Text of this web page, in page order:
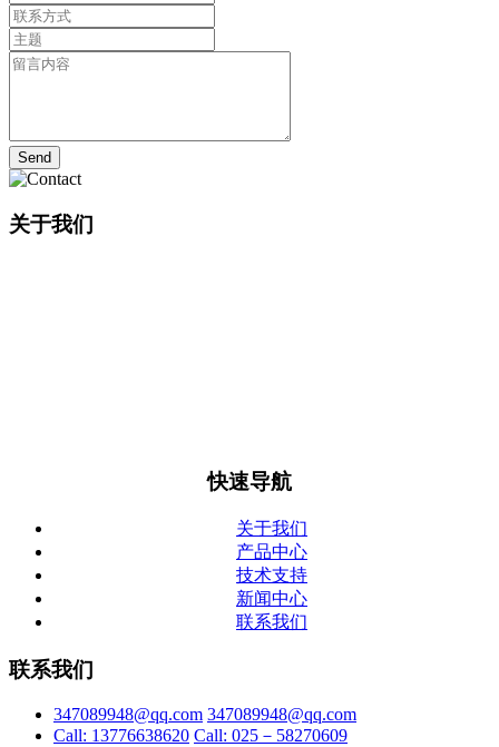
Send
关于我们
快速导航
关于我们
产品中心
技术支持
新闻中心
联系我们
联系我们
347089948@qq.com 347089948@qq.com
Call: 13776638620 Call: 025－58270609